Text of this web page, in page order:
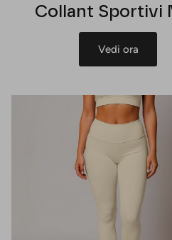
Collant Sportivi
Vedi ora